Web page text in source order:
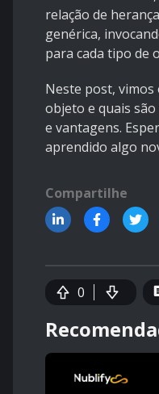
relação de
genérica,
para cada tipo de
Neste post, vimos
objeto e quais
e vantagens.
aprendido algo
Compartilhe
0